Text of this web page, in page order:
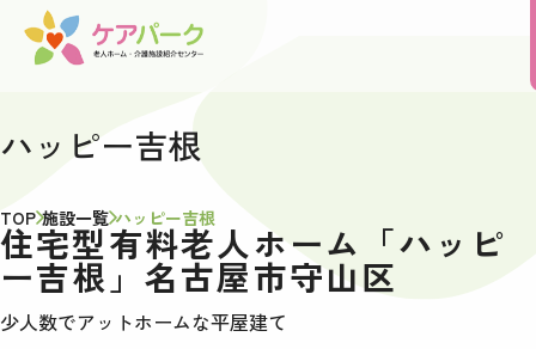
ハッピー吉根
TOP 施設一覧 ハッピー吉根
住宅型有料老人ホーム「ハッピ
ー吉根」名古屋市守山区
少人数でアットホームな平屋建て